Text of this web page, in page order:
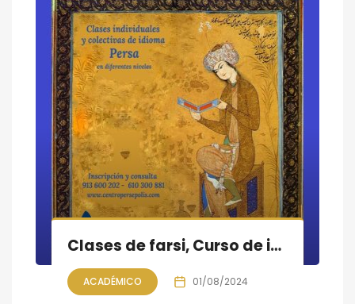
Clases de farsi, Curso de invierno 2024
ACADÉMICO 01/08/2024